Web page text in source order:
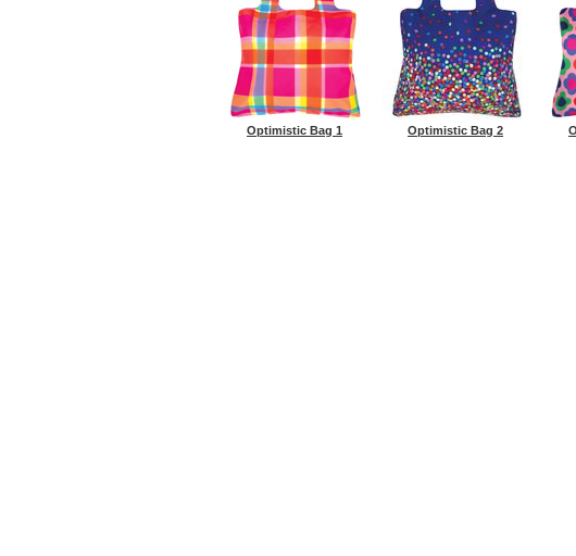
Optimistic Bag 1 Optimistic Bag 2